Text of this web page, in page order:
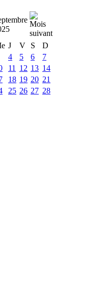
J V S
D
4 5 6
7
11 12 13 14
18 19 20 21
25 26 27 28